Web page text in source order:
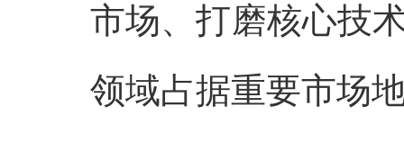
市场、打磨核心技
领域占据重要市场